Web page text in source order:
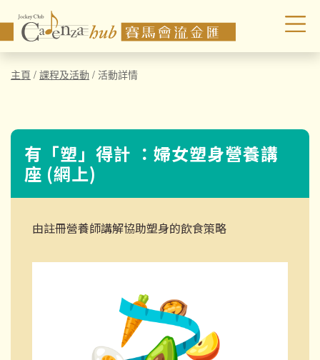
主頁 / 課程及活動 / 活動詳情
有「塑」得計 ：婦女塑身營養講
座 (網上)
由註冊營養師講解協助塑身的飲食策略